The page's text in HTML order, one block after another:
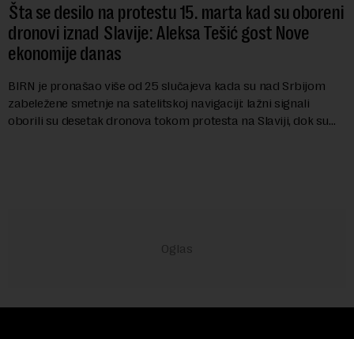
Šta se desilo na protestu 15. marta kad su oboreni
dronovi iznad Slavije: Aleksa Tešić gost Nove
ekonomije danas
BIRN je pronašao više od 25 slučajeva kada su nad Srbijom
zabeležene smetnje na satelitskoj navigaciji: lažni signali
oborili su desetak dronova tokom protesta na Slaviji, dok su